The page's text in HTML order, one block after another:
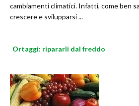
cambiamenti climatici. Infatti, come ben
crescere e svilupparsi ...
Ortaggi: ripararli dal freddo